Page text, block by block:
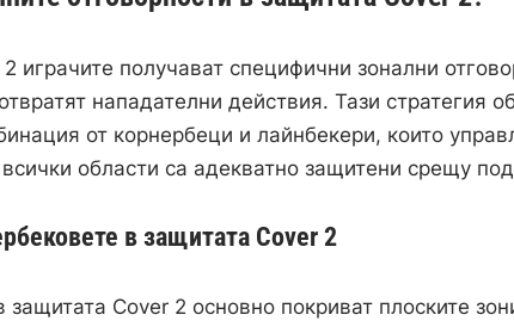
играчите получават специфични зонални
нападателни действия. Тази стратегия
от корнербеци и лайнбекери, които
области са адекватно защитени срещу
в защитата Cover 2
защитата Cover 2 основно покриват плоските